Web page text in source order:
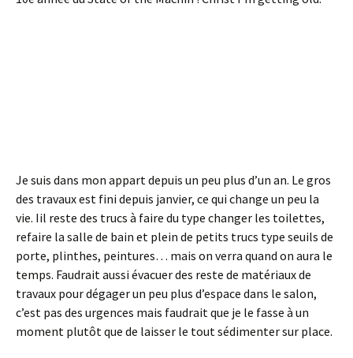
Je suis dans mon appart depuis un peu plus d’un an. Le gros
des travaux est fini depuis janvier, ce qui change un peu la
vie. Iil reste des trucs à faire du type changer les toilettes,
refaire la salle de bain et plein de petits trucs type seuils de
porte, plinthes, peintures… mais on verra quand on aura le
temps. Faudrait aussi évacuer des reste de matériaux de
travaux pour dégager un peu plus d’espace dans le salon,
c’est pas des urgences mais faudrait que je le fasse à un
moment plutôt que de laisser le tout sédimenter sur place.